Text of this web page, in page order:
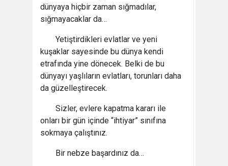
dünyaya hiçbir zaman sığmadılar,
sığmayacaklar da…
Yetiştirdikleri evlatlar ve yeni
kuşaklar sayesinde bu dünya kendi
etrafında yine dönecek. Belki de bu
dünyayı yaşlıların evlatları, torunları daha
da güzelleştirecek.
Sizler, evlere kapatma kararı ile
onları bir gün içinde “ihtiyar” sınıfına
sokmaya çalıştınız.
Bir nebze başardınız da…